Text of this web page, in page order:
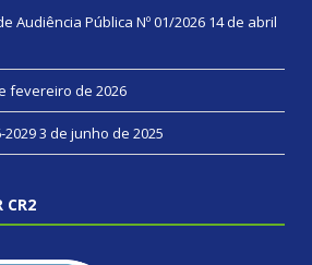
Audiência Pública Nº 01/2026 14 de abril
fevereiro de 2026
20293 de junho de 2025
CR2